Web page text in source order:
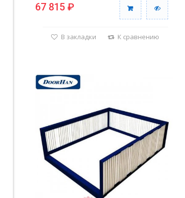
67 815 ₽
В закладки К сравнению